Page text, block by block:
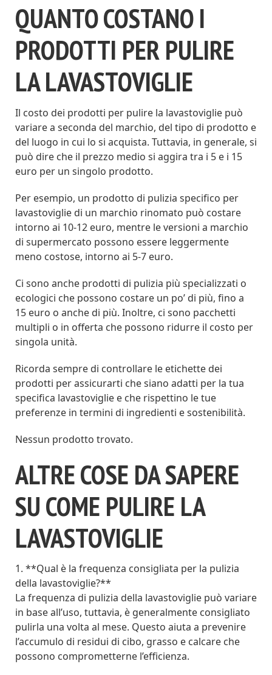
QUANTO COSTANO I
PRODOTTI PER PULIRE
LA LAVASTOVIGLIE
Il costo dei prodotti per pulire la lavastoviglie può
variare a seconda del marchio, del tipo di prodotto e
del luogo in cui lo si acquista. Tuttavia, in generale, si
può dire che il prezzo medio si aggira tra i 5 e i 15
euro per un singolo prodotto.
Per esempio, un prodotto di pulizia specifico per
lavastoviglie di un marchio rinomato può costare
intorno ai 10-12 euro, mentre le versioni a marchio
di supermercato possono essere leggermente
meno costose, intorno ai 5-7 euro.
Ci sono anche prodotti di pulizia più specializzati o
ecologici che possono costare un po’ di più, fino a
15 euro o anche di più. Inoltre, ci sono pacchetti
multipli o in offerta che possono ridurre il costo per
singola unità.
Ricorda sempre di controllare le etichette dei
prodotti per assicurarti che siano adatti per la tua
specifica lavastoviglie e che rispettino le tue
preferenze in termini di ingredienti e sostenibilità.
Nessun prodotto trovato.
ALTRE COSE DA SAPERE
SU COME PULIRE LA
LAVASTOVIGLIE
1. **Qual è la frequenza consigliata per la pulizia
della lavastoviglie?**
La frequenza di pulizia della lavastoviglie può variare
in base all’uso, tuttavia, è generalmente consigliato
pulirla una volta al mese. Questo aiuta a prevenire
l’accumulo di residui di cibo, grasso e calcare che
possono comprometterne l’efficienza.